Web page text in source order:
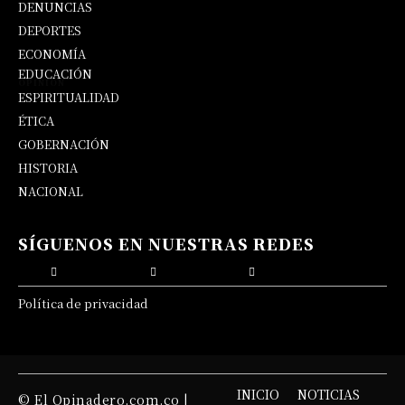
DENUNCIAS
DEPORTES
ECONOMÍA
OPINIÓN
EDUCACIÓN
ESPIRITUALIDAD
ÉTICA
GOBERNACIÓN
HISTORIA
NACIONAL
SÍGUENOS EN NUESTRAS REDES
Política de privacidad
© El Opinadero.com.co | INICIO NOTICIAS